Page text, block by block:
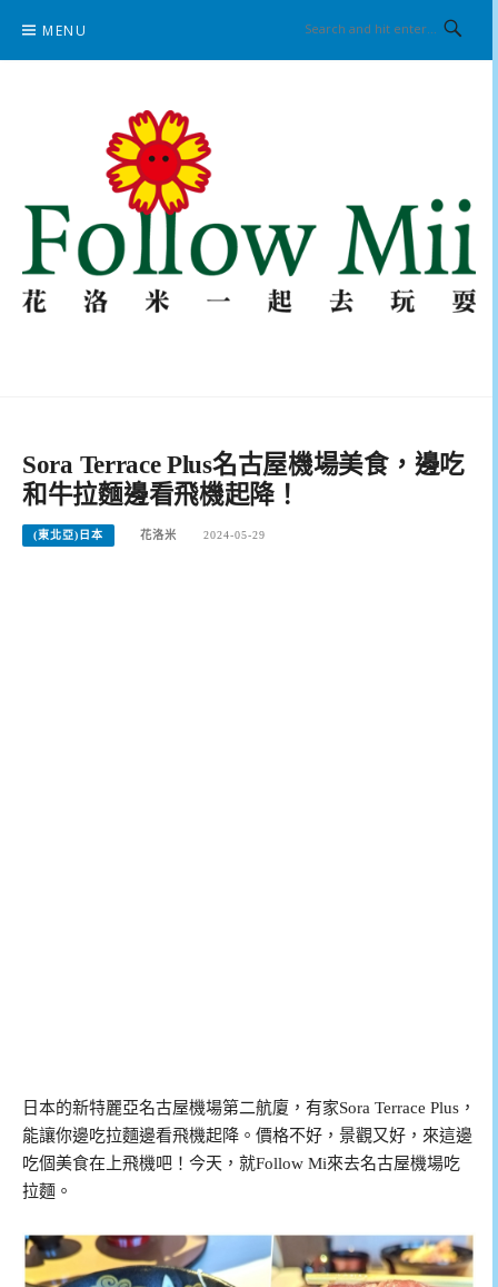
content
MENU
Sora Terrace Plus名古屋機場美食，邊吃
和牛拉麵邊看飛機起降！
(東北亞)日本 花洛米 2024-05-29
日本的新特麗亞名古屋機場第二航廈，有家Sora Terrace Plus，
能讓你邊吃拉麵邊看飛機起降。價格不好，景觀又好，來這邊
吃個美食在上飛機吧！今天，就Follow Mi來去名古屋機場吃
拉麵。